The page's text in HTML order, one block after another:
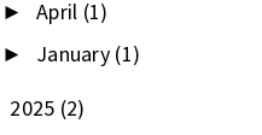
► April (1)
► January (1)
2025 (2)